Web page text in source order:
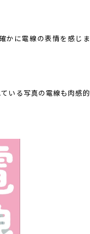
かに電線の表情を感じま
いる写真の電線も肉感的